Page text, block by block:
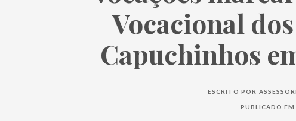
Vocacional
Capuchinhos
ESCRITO POR
PUBLICADO EM